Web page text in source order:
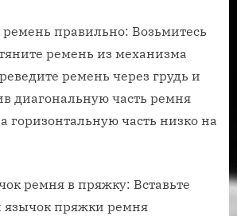
правильно: Возьмитесь
ремень из механизма
ремень через грудь и
диагональную часть ремня
горизонтальную часть низко на
ремня в пряжку: Вставьте
язычок пряжки ремня